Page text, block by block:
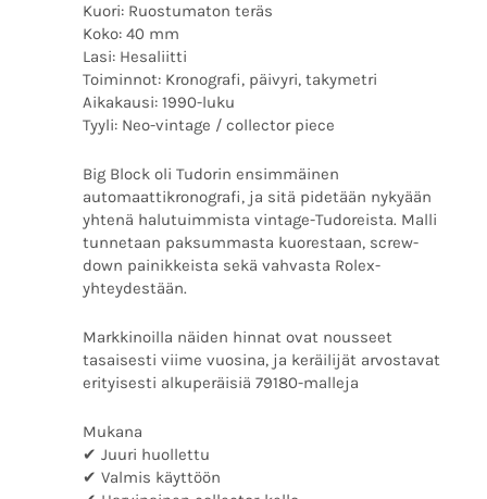
Kuori: Ruostumaton teräs
Koko: 40 mm
Lasi: Hesaliitti
Toiminnot: Kronografi, päivyri, takymetri
Aikakausi: 1990-luku
Tyyli: Neo-vintage / collector piece
Big Block oli Tudorin ensimmäinen
automaattikronografi, ja sitä pidetään nykyään
yhtenä halutuimmista vintage-Tudoreista. Malli
tunnetaan paksummasta kuorestaan, screw-
down painikkeista sekä vahvasta Rolex-
yhteydestään.
Markkinoilla näiden hinnat ovat nousseet
tasaisesti viime vuosina, ja keräilijät arvostavat
erityisesti alkuperäisiä 79180-malleja
Mukana
✔ Juuri huollettu
✔ Valmis käyttöön